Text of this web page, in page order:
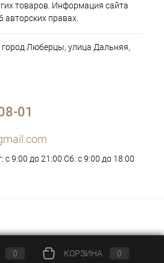
товаров. Информация сайта
правах.
город Люберцы, улица Дальняя,
01
9:00 до 21:00 Сб: с 9:00 до 18:00
0 КОРЗИНА 0